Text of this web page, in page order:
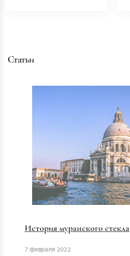
Статьи
История муранского стекла
7 февраля 2022